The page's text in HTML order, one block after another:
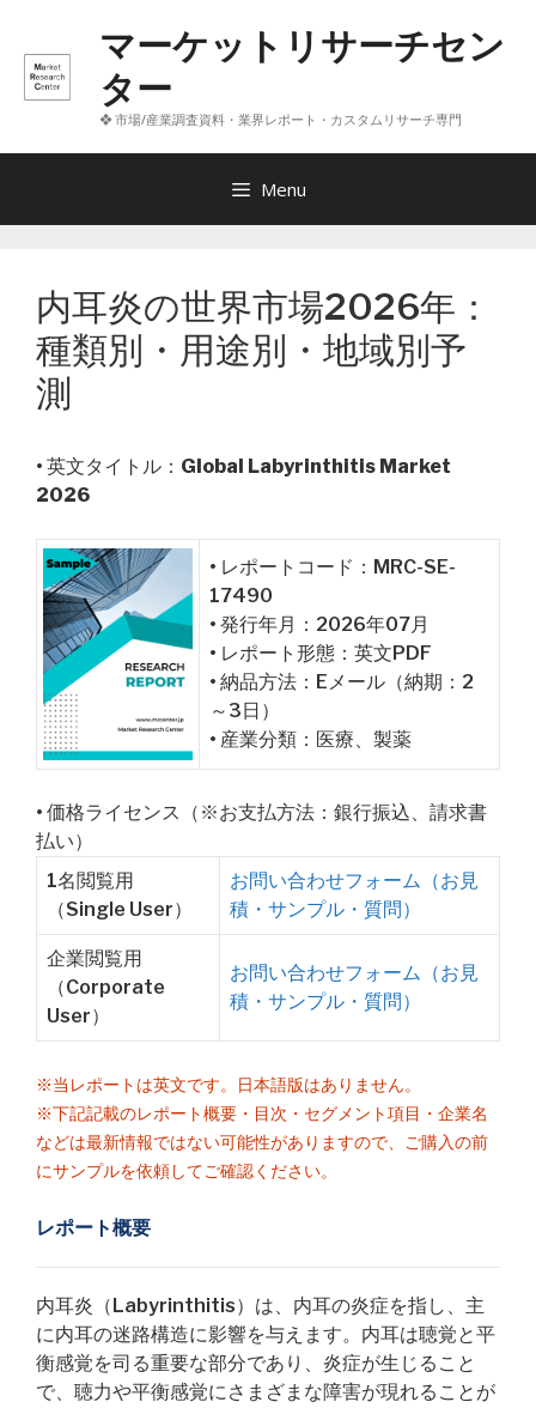
へ
マーケットリサーチセン
ター
❖ 市場/産業調査資料・業界レポート・カスタムリサーチ専門
Menu
内耳炎の世界市場2026年：
種類別・用途別・地域別予
測
• 英文タイトル： Global Labyrinthitis Market
2026
• レポートコード：MRC-SE-
17490
• 発行年月：2026年07月
• レポート形態：英文PDF
• 納品方法：Eメール（納期：2
～3日）
• 産業分類：医療、製薬
• 価格ライセンス（※お支払方法：銀行振込、請求書
払い）
1名閲覧用
（Single User）
お問い合わせフォーム（お見
積・サンプル・質問）
企業閲覧用
（Corporate
User）
お問い合わせフォーム（お見
積・サンプル・質問）
※当レポートは英文です。日本語版はありません。
※下記記載のレポート概要・目次・セグメント項目・企業名
などは最新情報ではない可能性がありますので、ご購入の前
にサンプルを依頼してご確認ください。
レポート概要
内耳炎（Labyrinthitis）は、内耳の炎症を指し、主
に内耳の迷路構造に影響を与えます。内耳は聴覚と平
衡感覚を司る重要な部分であり、炎症が生じること
で、聴力や平衡感覚にさまざまな障害が現れることが